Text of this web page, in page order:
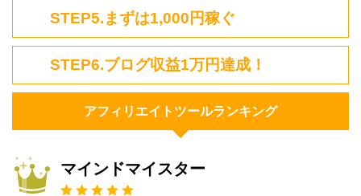
STEP5.まずは1,000円稼ぐ
STEP6.ブログ収益1万円達成！
アフィリエイトツールランキング
マインドマイスター